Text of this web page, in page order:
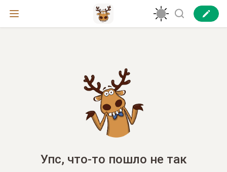
Упс, что-то пошло не так